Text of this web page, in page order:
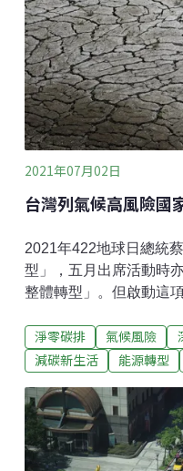
數在75國中排名倒數第
2021年07月02日
台灣列氣候高風險國
2021年422地球日總統
型」，五月出席活動時
整體轉型」。但啟動這
下，台大風險中心於四
報告書，盤點「氣候風
整體現況，建立清楚的
歸列氣候高風險國家台
於他國，德國看守協會
物損失進行影響評估，
淨零碳排 氣候風險
減碳新生活
能源轉型